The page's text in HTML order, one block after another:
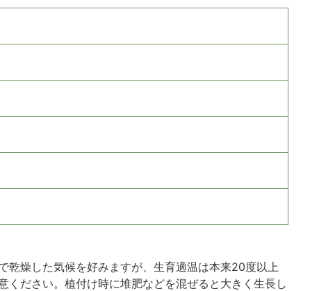
乾燥した気候を好みますが、生育適温は本来20度以上
ださい。植付け時に堆肥などを混ぜると大きく生長し